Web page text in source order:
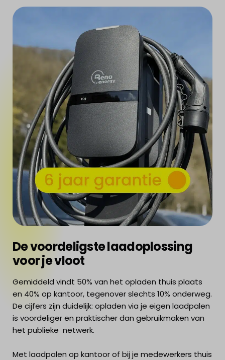
De voordeligste laadoplossing
voor je vloot
Gemiddeld vindt 50% van het opladen thuis plaats
en 40% op kantoor, tegenover slechts 10% onderweg.
De cijfers zijn duidelijk: opladen via je eigen laadpalen
is voordeliger en praktischer dan gebruikmaken van
het publieke netwerk.
Met laadpalen op kantoor of bij je medewerkers thuis